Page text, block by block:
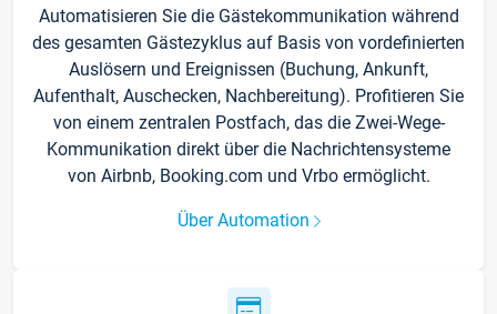
Automatisieren Sie die Gästekommunikation während
des gesamten Gästezyklus auf Basis von vordefinierten
Auslösern und Ereignissen (Buchung, Ankunft,
Aufenthalt, Auschecken, Nachbereitung). Profitieren Sie
von einem zentralen Postfach, das die Zwei-Wege-
Kommunikation direkt über die Nachrichtensysteme
von Airbnb, Booking.com und Vrbo ermöglicht.
Über Automation